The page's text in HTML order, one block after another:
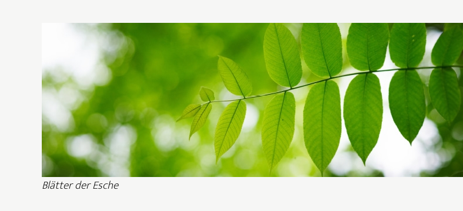
Blätter der Esche